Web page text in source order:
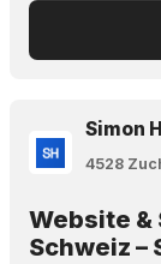
Simon
4528
Website &
Schweiz –